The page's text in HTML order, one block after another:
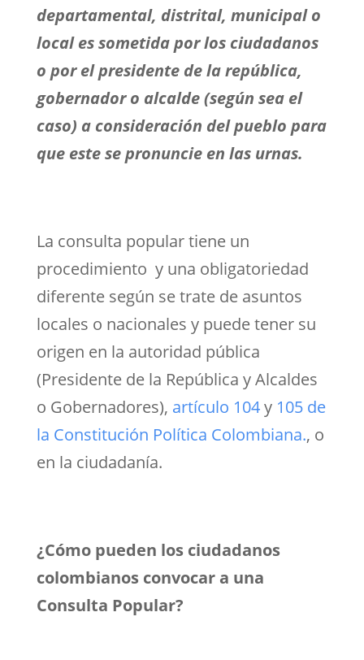
departamental, distrital, municipal o
local es sometida por los ciudadanos
o por el presidente de la república,
gobernador o alcalde (según sea el
caso) a consideración del pueblo para
que este se pronuncie en las urnas.
La consulta popular tiene un
procedimiento y una obligatoriedad
diferente según se trate de asuntos
locales o nacionales y puede tener su
origen en la autoridad pública
(Presidente de la República y Alcaldes
o Gobernadores), artículo 104y 105 de
la Constitución Política Colombiana., o
en la ciudadanía.
¿Cómo pueden los ciudadanos
colombianos convocar a una
Consulta Popular?